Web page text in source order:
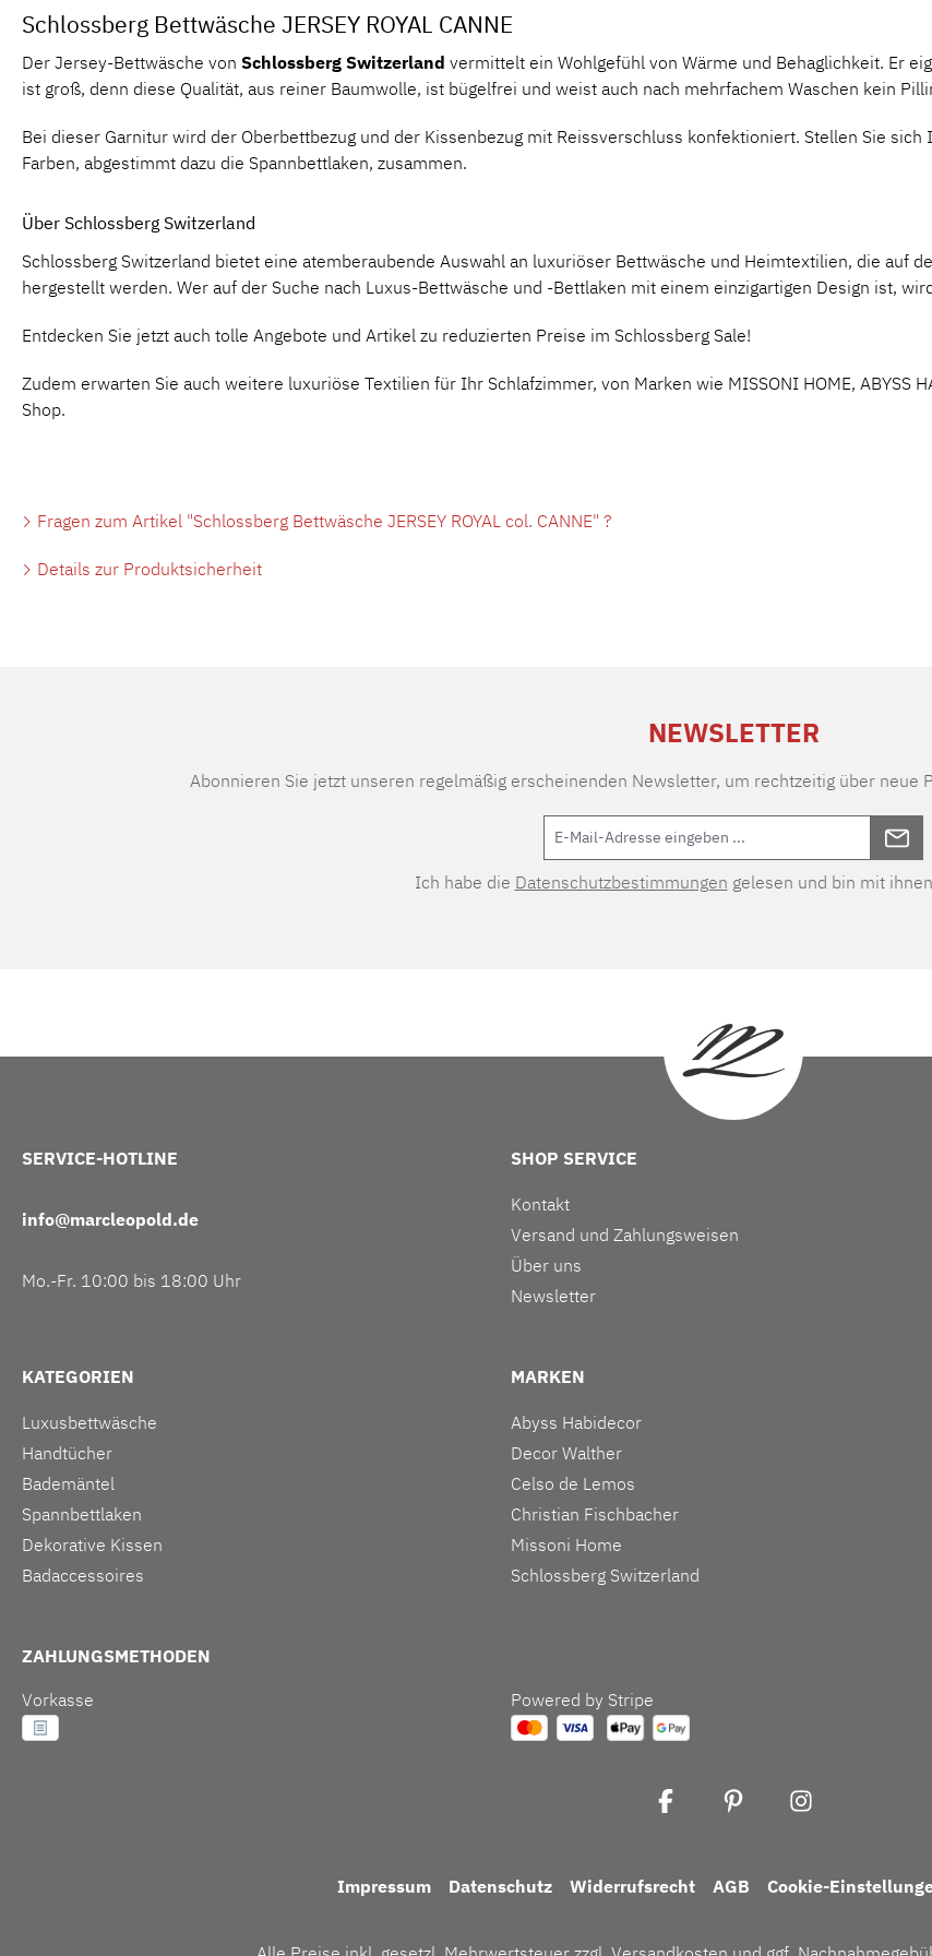
Schlossberg Bettwäsche JERSEY ROYAL CANNE
Der Jersey-Bettwäsche von Schlossberg Switzerland vermittelt ein Wohlgefühl von Wärme und Behaglichkeit. Er
ist groß, denn diese Qualität, aus reiner Baumwolle, ist bügelfrei und weist auch nach mehrfachem Waschen kein
Bei dieser Garnitur wird der Oberbettbezug und der Kissenbezug mit Reissverschluss konfektioniert. Stellen Sie
Farben, abgestimmt dazu die Spannbettlaken, zusammen.
Über Schlossberg Switzerland
Schlossberg Switzerland bietet eine atemberaubende Auswahl an luxuriöser Bettwäsche und Heimtextilien, die auf
hergestellt werden. Wer auf der Suche nach Luxus-Bettwäsche und -Bettlaken mit einem einzigartigen Design ist,
Entdecken Sie jetzt auch tolle Angebote und Artikel zu reduzierten Preise im Schlossberg Sale!
Zudem erwarten Sie auch weitere luxuriöse Textilien für Ihr Schlafzimmer, von Marken wie MISSONI HOME, ABYSS
Shop.
Fragen zum Artikel "Schlossberg Bettwäsche JERSEY ROYAL col. CANNE" ?
Details zur Produktsicherheit
NEWSLETTER
Abonnieren Sie jetzt unseren regelmäßig erscheinenden Newsletter, um rechtzeitig über neue
Ich habe die Datenschutzbestimmungen gelesen und bin mit
SERVICE-HOTLINE
info@marcleopold.de
Mo.-Fr. 10:00 bis 18:00 Uhr
SHOP SERVICE
Kontakt
Versand und Zahlungsweisen
Über uns
Newsletter
KATEGORIEN
Luxusbettwäsche
Handtücher
Bademäntel
Spannbettlaken
Dekorative Kissen
Badaccessoires
MARKEN
Abyss Habidecor
Decor Walther
Celso de Lemos
Christian Fischbacher
Missoni Home
Schlossberg Switzerland
ZAHLUNGSMETHODEN
Vorkasse
Powered by Stripe
Impressum Datenschutz Widerrufsrecht AGB Cookie-